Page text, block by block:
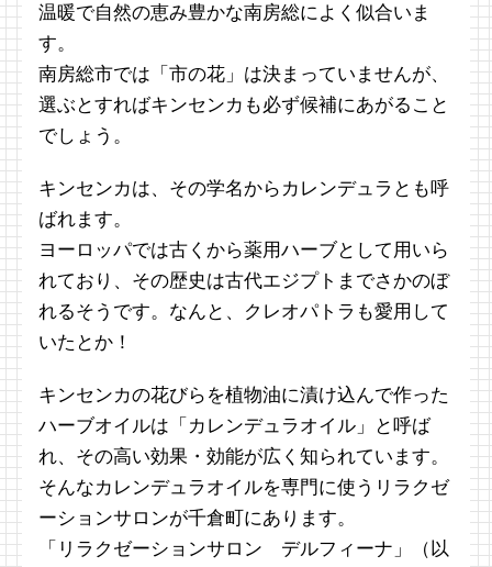
温暖で自然の恵み豊かな南房総によく似合いま
す。
南房総市では「市の花」は決まっていませんが、
選ぶとすればキンセンカも必ず候補にあがること
でしょう。
キンセンカは、その学名からカレンデュラとも呼
ばれます。
ヨーロッパでは古くから薬用ハーブとして用いら
れており、その歴史は古代エジプトまでさかのぼ
れるそうです。なんと、クレオパトラも愛用して
いたとか！
キンセンカの花びらを植物油に漬け込んで作った
ハーブオイルは「カレンデュラオイル」と呼ば
れ、その高い効果・効能が広く知られています。
そんなカレンデュラオイルを専門に使うリラクゼ
ーションサロンが千倉町にあります。
「リラクゼーションサロン デルフィーナ」（以